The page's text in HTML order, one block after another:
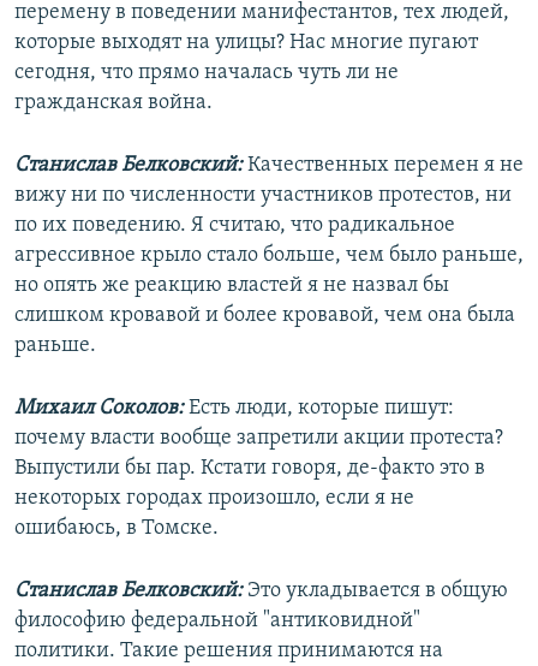
перемену в поведении манифестантов, тех людей,
которые выходят на улицы? Нас многие пугают
сегодня, что прямо началась чуть ли не
гражданская война.
Станислав Белковский:Качественных перемен я не
вижу ни по численности участников протестов, ни
по их поведению. Я считаю, что радикальное
агрессивное крыло стало больше, чем было раньше,
но опять же реакцию властей я не назвал бы
слишком кровавой и более кровавой, чем она была
раньше.
Михаил Соколов:Есть люди, которые пишут:
почему власти вообще запретили акции протеста?
Выпустили бы пар. Кстати говоря, де-факто это в
некоторых городах произошло, если я не
ошибаюсь, в Томске.
Станислав Белковский:Это укладывается в общую
философию федеральной "антиковидной"
политики. Такие решения принимаются на